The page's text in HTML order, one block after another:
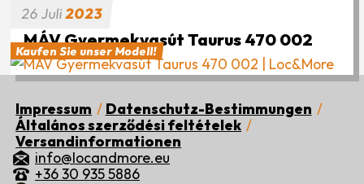
26 Juli2023
MÁV Gyermekvasút Taurus 470 002
Kaufen Sie unser Modell!
Lábléc
Impressum
Datenschutz-Bestimmungen
Általános szerződési feltételek
Versandinformationen
info@locandmore.eu
+36 30 935 5886